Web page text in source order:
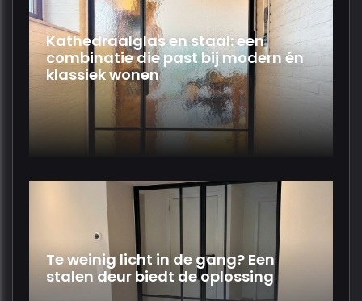
Kathedraalglas en staal: een
combinatie die past bij modern én
klassiek wonen
Te weinig licht in de gang? Een
stalen deur biedt de oplossing